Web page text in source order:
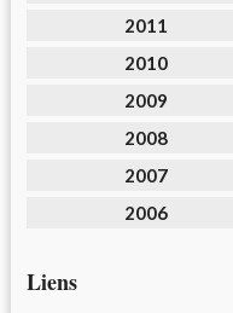
2011
2010
2009
2008
2007
2006
Liens